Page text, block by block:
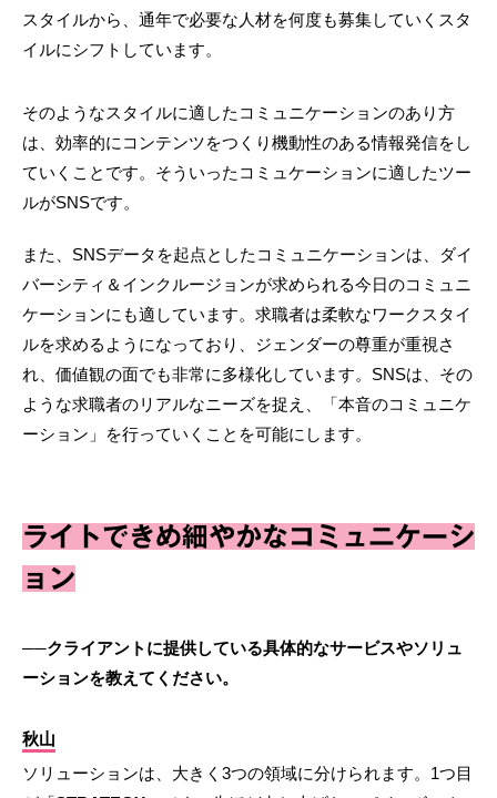
スタイルから、通年で必要な人材を何度も募集していくスタ
イルにシフトしています。
そのようなスタイルに適したコミュニケーションのあり方
は、効率的にコンテンツをつくり機動性のある情報発信をし
ていくことです。そういったコミュケーションに適したツー
ルがSNSです。
また、SNSデータを起点としたコミュニケーションは、ダイ
バーシティ＆インクルージョンが求められる今日のコミュニ
ケーションにも適しています。求職者は柔軟なワークスタイ
ルを求めるようになっており、ジェンダーの尊重が重視さ
れ、価値観の面でも非常に多様化しています。SNSは、その
ような求職者のリアルなニーズを捉え、「本音のコミュニケ
ーション」を行っていくことを可能にします。
ライトできめ細やかなコミュニケーシ
ョン
──クライアントに提供している具体的なサービスやソリュ
ーションを教えてください。
秋山
ソリューションは、大きく3つの領域に分けられます。1つ目